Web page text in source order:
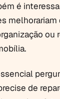
é
melhorariam
ou
de